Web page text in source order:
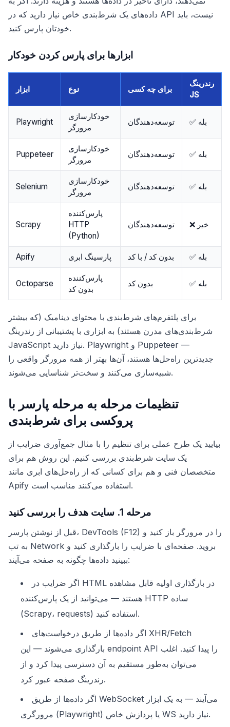
داده‌های یک شرط‌بندی خاص نیاز دارید که در API نیست، باید
خودتان پارس کنید.
ابزارها برای پارس کردن خودکار
ابزار نوع برای چه کسی
رندرینگ
JS
Playwright
خودکارسازی
مرورگر
توسعه‌دهندگان ✅ بله
Puppeteer
خودکارسازی
مرورگر
توسعه‌دهندگان ✅ بله
Selenium
خودکارسازی
مرورگر
توسعه‌دهندگان ✅ بله
Scrapy
پارس‌کننده
HTTP
(Python)
توسعه‌دهندگان ❌ خیر
Apify پارسینگ ابری بدون کد / با کد ✅ بله
Octoparse
پارس‌کننده
بدون کد
بدون کد ✅ بله
برای پلتفرم‌های شرط‌بندی با محتوای دینامیک (که بیشتر
شرط‌بندی‌های مدرن هستند) به ابزاری با پشتیبانی از رندرینگ
JavaScript نیاز دارید. Playwright و Puppeteer —
جدیدترین راه‌حل‌ها هستند، آن‌ها بهتر از همه مرورگر واقعی را
شبیه‌سازی می‌کنند و سخت‌تر شناسایی می‌شوند.
تنظیمات مرحله به مرحله پارسر با
پروکسی برای شرط‌بندی
بیایید یک طرح عملی برای تنظیم را با مثال جمع‌آوری ضرایب از
یک سایت شرط‌بندی بررسی کنیم. این روش هم برای
متخصصان فنی و هم برای کسانی که از راه‌حل‌های ابری مانند
Apify استفاده می‌کنند مناسب است.
مرحله 1. سایت هدف را بررسی کنید
قبل از نوشتن پارسر، DevTools (F12) را در مرورگر باز کنید و
به تب Network بروید. صفحه‌ای با ضرایب را بارگذاری کنید و
ببینید داده‌ها چگونه به صفحه می‌آیند:
اگر ضرایب در HTML در بارگذاری اولیه قابل مشاهده
هستند — می‌توانید از یک پارس‌کننده HTTP ساده
(Scrapy، requests) استفاده کنید.
اگر داده‌ها از طریق درخواست‌های XHR/Fetch
بارگذاری می‌شوند — این endpoint API را پیدا کنید. اغلب
می‌توان به‌طور مستقیم به آن دسترسی پیدا کرد و از
رندرینگ صفحه عبور کرد.
اگر داده‌ها از طریق WebSocket می‌آیند — به یک ابزار
مرورگری (Playwright) یا پردازش خاص WS نیاز دارید.